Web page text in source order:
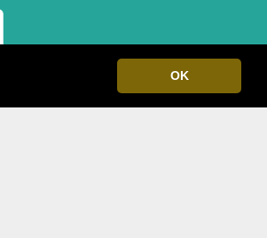
OK